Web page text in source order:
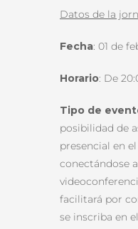
Datos de la
Fecha: 01 de
Horario: De
Tipo de
posibilidad de
presencial en
conectándose
facilitará por
se inscriba en